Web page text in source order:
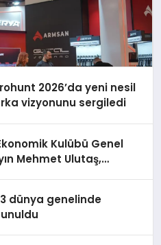
2026’da yeni nesil
vizyonunu sergiledi
Kulübü Genel
Mehmet Ulutaş,
dünya genelinde